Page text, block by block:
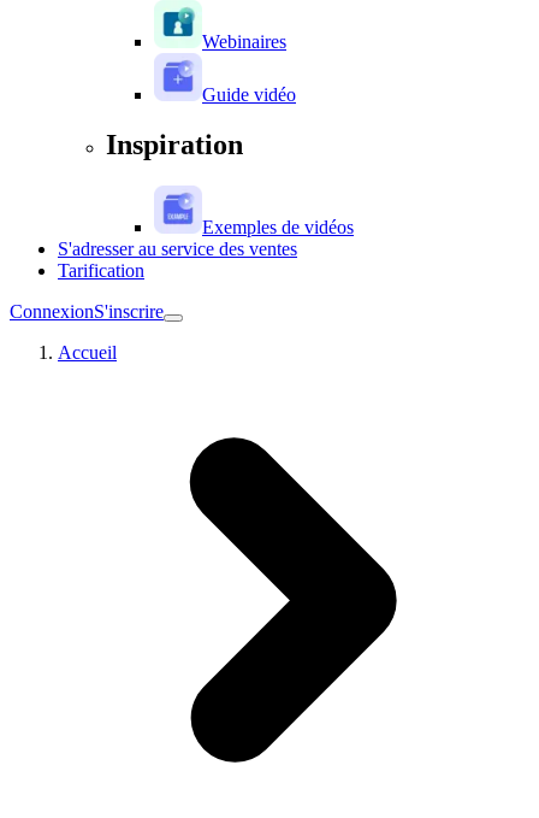
Webinaires
Guide vidéo
Inspiration
Exemples de vidéos
S'adresser au service des ventes
Tarification
ConnexionS'inscrire
Accueil